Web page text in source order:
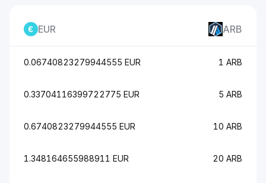
EUR ARB
0.06740823279944555 EUR 1 ARB
0.33704116399722775 EUR 5 ARB
0.6740823279944555 EUR 10 ARB
1.348164655988911 EUR 20 ARB